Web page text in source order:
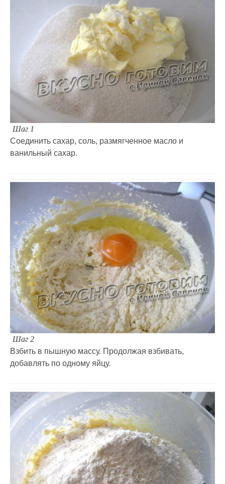
Шаг 1
Соединить сахар, соль, размягченное масло и
ванильный сахар.
Шаг 2
Взбить в пышную массу. Продолжая взбивать,
добавлять по одному яйцу.